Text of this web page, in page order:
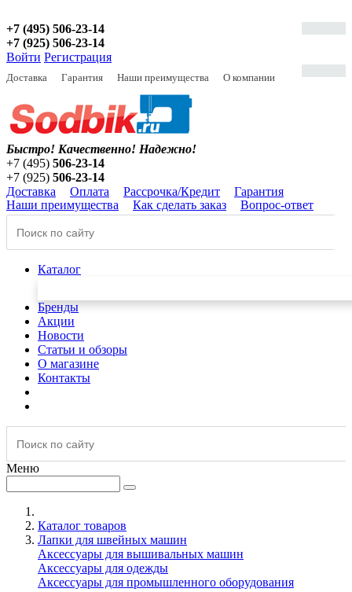
+7 (495) 506-23-14
+7 (925) 506-23-14
Войти Регистрация
Доставка Гарантия Наши преимущества О компании
Быстро! Качественно! Надежно!
+7 (495) 506-23-14
+7 (925) 506-23-14
Доставка
Оплата Рассрочка/Кредит
Гарантия
Наши преимущества
Как сделать заказ Вопрос-ответ
Каталог
Бренды
Акции
Новости
Статьи и обзоры
О магазине
Контакты
Меню
Каталог товаров
Лапки для швейных машин
Аксессуары для вышивальных машин
Аксессуары для одежды
Аксессуары для промышленного оборудования